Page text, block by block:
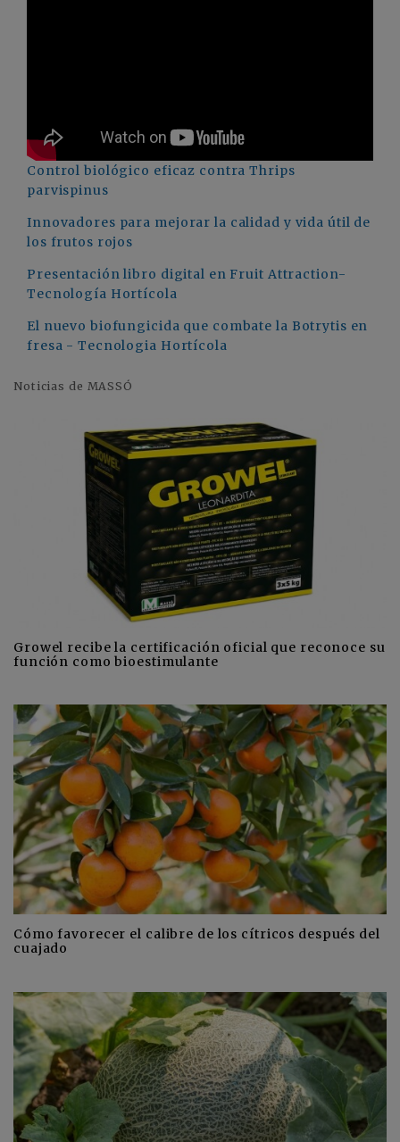
Control biológico eficaz contra Thrips
parvispinus
Innovadores para mejorar la calidad y vida útil de
los frutos rojos
Presentación libro digital en Fruit Attraction-
Tecnología Hortícola
El nuevo biofungicida que combate la Botrytis en
fresa - Tecnologia Hortícola
Noticias de MASSÓ
Growel recibe la certificación oficial que reconoce su
función como bioestimulante
Cómo favorecer el calibre de los cítricos después del
cuajado